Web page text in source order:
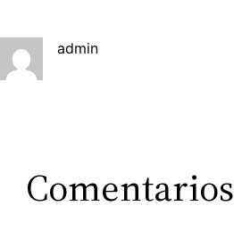
admin
Comentarios